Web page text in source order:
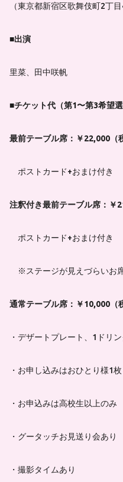
（東京都新宿区歌舞伎町2丁
■出演
里菜、田中咲帆
■チケット代（第1〜第3希望選
最前テーブル席：￥22,000（
ポストカード+おまけ付き
注釈付き最前テーブル席：￥
ポストカード+おまけ付き
※ステージが見えづらいお
通常テーブル席：￥10,000（
・デザートプレート、1ドリ
・お申し込みはおひとり様1
・お申込みは高校生以上のみ
・グータッチお見送り会あり
・撮影タイムあり